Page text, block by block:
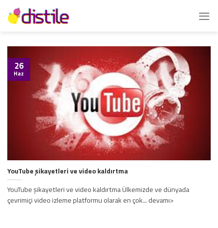
İçeriğe
atla
YouTube şikayetleri ve video kaldırtma
YouTube şikayetleri ve video kaldırtma Ülkemizde ve dünyada
çevrimiçi video izleme platformu olarak en çok... devamı>
26
Haz